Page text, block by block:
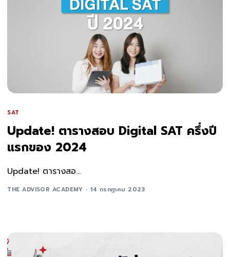
SAT
Update! ตารางสอบ Digital SAT ครึ่งปี
แรกของ 2024
Update! ตารางสอ...
THE ADVISOR ACADEMY 14 กรกฎาคม 2023